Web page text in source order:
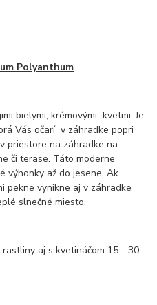
Polyanthum
bielymi, krémovými kvetmi. Je
Vás očarí v záhradke popri
priestore na záhradke na
či terase. Táto moderne
výhonky až do jesene. Ak
pekne vynikne aj v záhradke
slnečné miesto.
aj s kvetináčom 15 - 30